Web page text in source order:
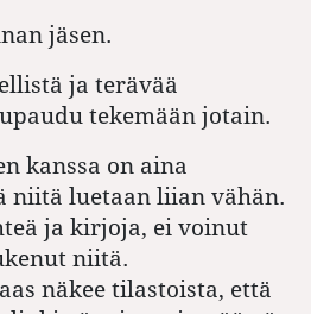
jäsen.
ja terävää
tekemään jotain.
kanssa on aina
niitä luetaan liian vähän.
ja kirjoja, ei voinut
niitä.
näkee tilastoista, että